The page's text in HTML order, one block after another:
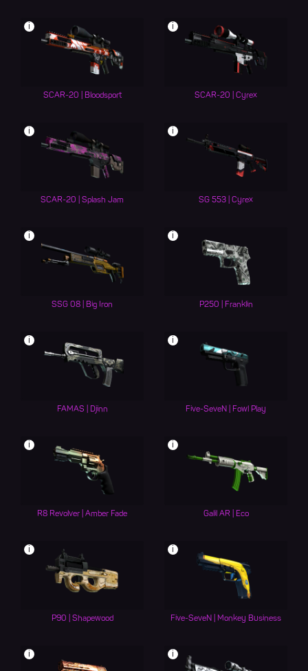
i
SCAR-20 | Bloodsport
i
SCAR-20 | Cyrex
i
SCAR-20 | Splash Jam
i
SG 553 | Cyrex
i
SSG 08 | Big Iron
i
P250 | Franklin
i
FAMAS | Djinn
i
Five-SeveN | Fowl Play
i
R8 Revolver | Amber Fade
i
Galil AR | Eco
i
P90 | Shapewood
i
Five-SeveN | Monkey Business
i i